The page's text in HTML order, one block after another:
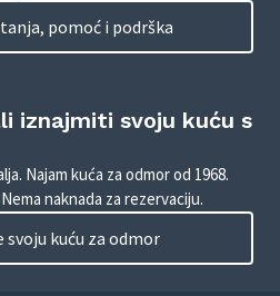
pomoć i podrška
iznajmiti svoju kuću s
Najam kuća za odmor od 1968.
naknada za rezervaciju.
kuću za odmor